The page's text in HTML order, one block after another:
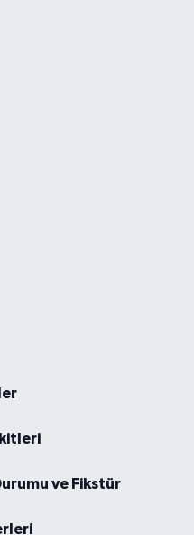
ve Fikstür